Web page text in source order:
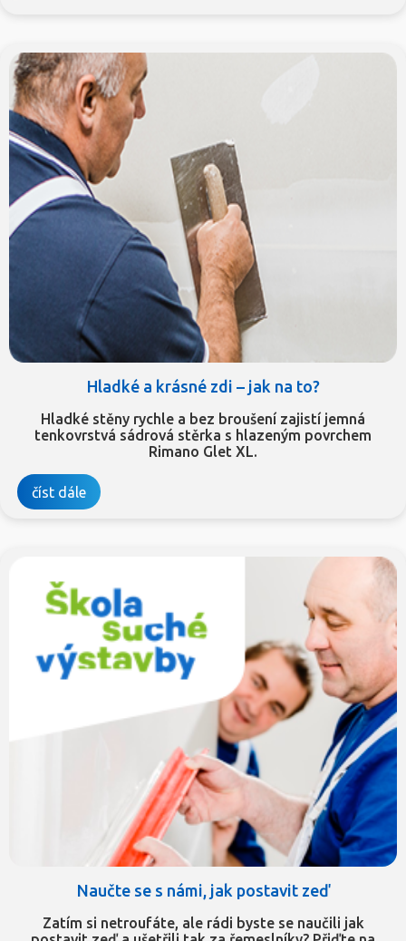
Hladké a krásné zdi – jak na to?
Hladké stěny rychle a bez broušení zajistí jemná
tenkovrstvá sádrová stěrka s hlazeným povrchem
Rimano Glet XL.
číst dále
Naučte se s námi, jak postavit zeď
Zatím si netroufáte, ale rádi byste se naučili jak